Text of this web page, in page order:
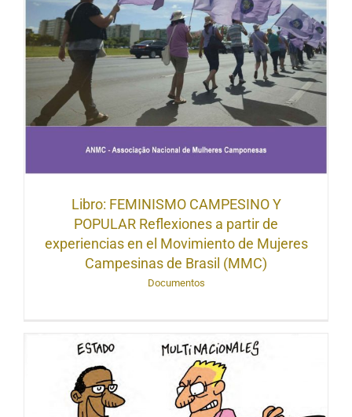
Libro: FEMINISMO CAMPESINO Y
POPULAR Reflexiones a partir de
experiencias en el Movimiento de Mujeres
Campesinas de Brasil (MMC)
Documentos